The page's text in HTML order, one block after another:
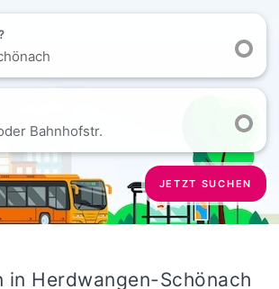
Bahnhofstr.
JETZT SUCHEN
in Herdwangen-Schönach